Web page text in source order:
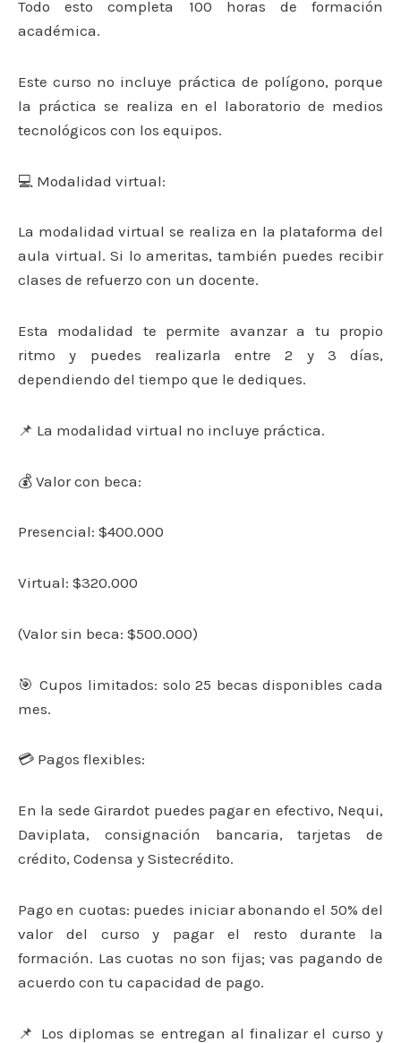
Todo esto completa 100 horas de formación
académica.
Este curso no incluye práctica de polígono, porque
la práctica se realiza en el laboratorio de medios
tecnológicos con los equipos.
💻 Modalidad virtual:
La modalidad virtual se realiza en la plataforma del
aula virtual. Si lo ameritas, también puedes recibir
clases de refuerzo con un docente.
Esta modalidad te permite avanzar a tu propio
ritmo y puedes realizarla entre 2 y 3 días,
dependiendo del tiempo que le dediques.
📌 La modalidad virtual no incluye práctica.
💰 Valor con beca:
Presencial: $400.000
Virtual: $320.000
(Valor sin beca: $500.000)
🎯 Cupos limitados: solo 25 becas disponibles cada
mes.
💳 Pagos flexibles:
En la sede Girardot puedes pagar en efectivo, Nequi,
Daviplata, consignación bancaria, tarjetas de
crédito, Codensa y Sistecrédito.
Pago en cuotas: puedes iniciar abonando el 50% del
valor del curso y pagar el resto durante la
formación. Las cuotas no son fijas; vas pagando de
acuerdo con tu capacidad de pago.
📌 Los diplomas se entregan al finalizar el curso y